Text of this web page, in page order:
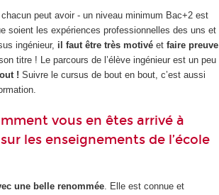
peut avoir - un niveau minimum Bac+2 est
soient les expériences professionnelles des uns et
ingénieur, il faut être très motivé et faire preuve
titre ! Le parcours de l’élève ingénieur est un peu
!Suivre le cursus de bout en bout, c’est aussi
vous en êtes arrivé à
les enseignements de l’école
une belle renommée. Elle est connue et